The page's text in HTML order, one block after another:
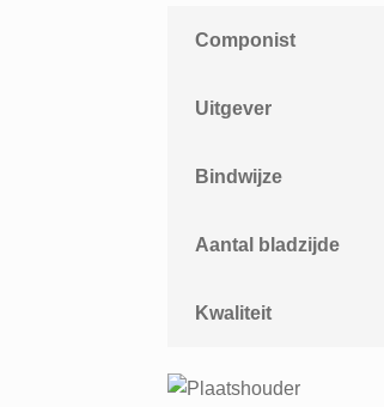
Componist
Uitgever
Bindwijze
Aantal bladzijde
Kwaliteit